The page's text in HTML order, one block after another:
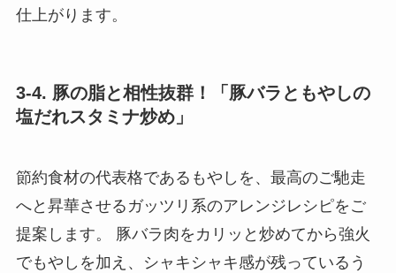
仕上がります。
3-4. 豚の脂と相性抜群！「豚バラともやしの
塩だれスタミナ炒め」
節約食材の代表格であるもやしを、最高のご馳走
へと昇華させるガッツリ系のアレンジレシピをご
提案します。 豚バラ肉をカリッと炒めてから強火
でもやしを加え、シャキシャキ感が残っているう